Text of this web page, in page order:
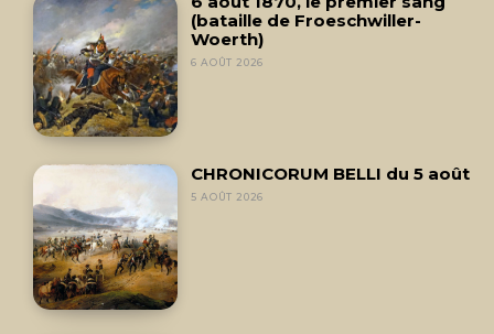
(bataille de Froeschwiller-
Woerth)
6 AOÛT 2026
CHRONICORUM BELLI du 5 août
5 AOÛT 2026